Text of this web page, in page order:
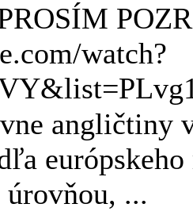
watch?
angličtiny
...